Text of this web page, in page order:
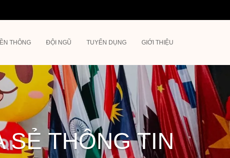
THÔNG ĐỘI NGŨ TUYỂN DỤNG GIỚI THIỆU
SẺ THÔNG TIN